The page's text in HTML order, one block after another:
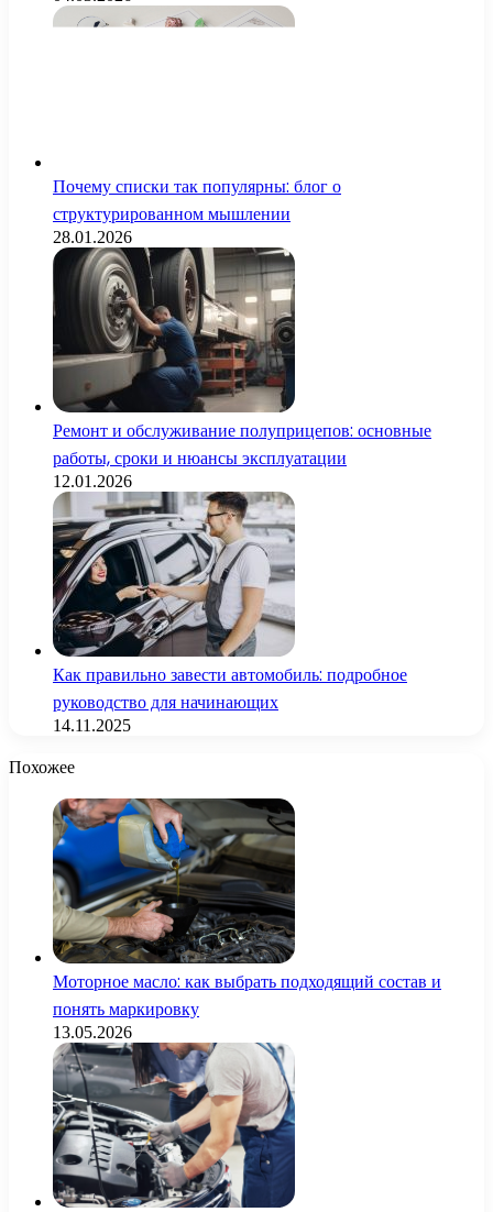
Почему списки так популярны: блог о
структурированном мышлении
28.01.2026
Ремонт и обслуживание полуприцепов: основные
работы, сроки и нюансы эксплуатации
12.01.2026
Как правильно завести автомобиль: подробное
руководство для начинающих
14.11.2025
Похожее
Моторное масло: как выбрать подходящий состав и
понять маркировку
13.05.2026